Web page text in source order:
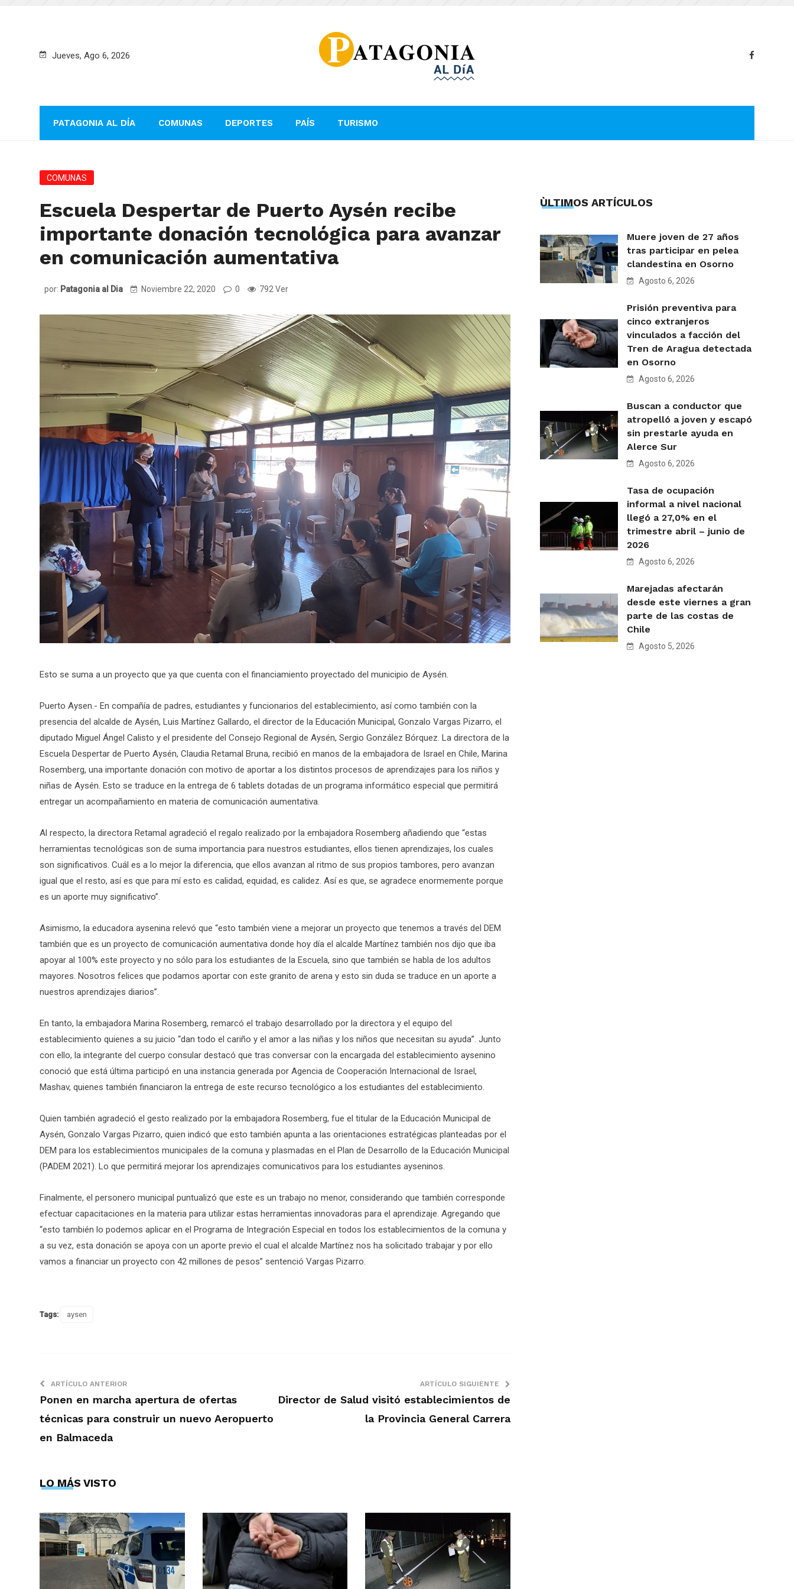
Jueves, Ago 6, 2026
PATAGONIA AL DÍA COMUNAS DEPORTES PAÍS TURISMO
COMUNAS
Escuela Despertar de Puerto Aysén recibe
importante donación tecnológica para avanzar
en comunicación aumentativa
por: Patagonia al Dia Noviembre 22, 2020 0 792 Ver
Esto se suma a un proyecto que ya que cuenta con el financiamiento proyectado del municipio de Aysén.
Puerto Aysen.- En compañía de padres, estudiantes y funcionarios del establecimiento, así como también con la
presencia del alcalde de Aysén, Luis Martínez Gallardo, el director de la Educación Municipal, Gonzalo Vargas Pizarro, el
diputado Miguel Ángel Calisto y el presidente del Consejo Regional de Aysén, Sergio González Bórquez. La directora de la
Escuela Despertar de Puerto Aysén, Claudia Retamal Bruna, recibió en manos de la embajadora de Israel en Chile, Marina
Rosemberg, una importante donación con motivo de aportar a los distintos procesos de aprendizajes para los niños y
niñas de Aysén. Esto se traduce en la entrega de 6 tablets dotadas de un programa informático especial que permitirá
entregar un acompañamiento en materia de comunicación aumentativa.
Al respecto, la directora Retamal agradeció el regalo realizado por la embajadora Rosemberg añadiendo que “estas
herramientas tecnológicas son de suma importancia para nuestros estudiantes, ellos tienen aprendizajes, los cuales
son significativos. Cuál es a lo mejor la diferencia, que ellos avanzan al ritmo de sus propios tambores, pero avanzan
igual que el resto, así es que para mí esto es calidad, equidad, es calidez. Así es que, se agradece enormemente porque
es un aporte muy significativo”.
Asimismo, la educadora aysenina relevó que “esto también viene a mejorar un proyecto que tenemos a través del DEM
también que es un proyecto de comunicación aumentativa donde hoy día el alcalde Martínez también nos dijo que iba
apoyar al 100% este proyecto y no sólo para los estudiantes de la Escuela, sino que también se habla de los adultos
mayores. Nosotros felices que podamos aportar con este granito de arena y esto sin duda se traduce en un aporte a
nuestros aprendizajes diarios”.
En tanto, la embajadora Marina Rosemberg, remarcó el trabajo desarrollado por la directora y el equipo del
establecimiento quienes a su juicio “dan todo el cariño y el amor a las niñas y los niños que necesitan su ayuda”. Junto
con ello, la integrante del cuerpo consular destacó que tras conversar con la encargada del establecimiento aysenino
conoció que está última participó en una instancia generada por Agencia de Cooperación Internacional de Israel,
Mashav, quienes también financiaron la entrega de este recurso tecnológico a los estudiantes del establecimiento.
Quien también agradeció el gesto realizado por la embajadora Rosemberg, fue el titular de la Educación Municipal de
Aysén, Gonzalo Vargas Pizarro, quien indicó que esto también apunta a las orientaciones estratégicas planteadas por el
DEM para los establecimientos municipales de la comuna y plasmadas en el Plan de Desarrollo de la Educación Municipal
(PADEM 2021). Lo que permitirá mejorar los aprendizajes comunicativos para los estudiantes ayseninos.
Finalmente, el personero municipal puntualizó que este es un trabajo no menor, considerando que también corresponde
efectuar capacitaciones en la materia para utilizar estas herramientas innovadoras para el aprendizaje. Agregando que
“esto también lo podemos aplicar en el Programa de Integración Especial en todos los establecimientos de la comuna y
a su vez, esta donación se apoya con un aporte previo el cual el alcalde Martínez nos ha solicitado trabajar y por ello
vamos a financiar un proyecto con 42 millones de pesos” sentenció Vargas Pizarro.
Tags: aysen
ARTÍCULO ANTERIOR
Ponen en marcha apertura de ofertas
técnicas para construir un nuevo Aeropuerto
en Balmaceda
ARTÍCULO SIGUIENTE
Director de Salud visitó establecimientos de
la Provincia General Carrera
LO MÁS VISTO
ÙLTIMOS ARTÍCULOS
Muere joven de 27 años
tras participar en pelea
clandestina en Osorno
Agosto 6, 2026
Prisión preventiva para
cinco extranjeros
vinculados a facción del
Tren de Aragua detectada
en Osorno
Agosto 6, 2026
Buscan a conductor que
atropelló a joven y escapó
sin prestarle ayuda en
Alerce Sur
Agosto 6, 2026
Tasa de ocupación
informal a nivel nacional
llegó a 27,0% en el
trimestre abril – junio de
2026
Agosto 6, 2026
Marejadas afectarán
desde este viernes a gran
parte de las costas de
Chile
Agosto 5, 2026